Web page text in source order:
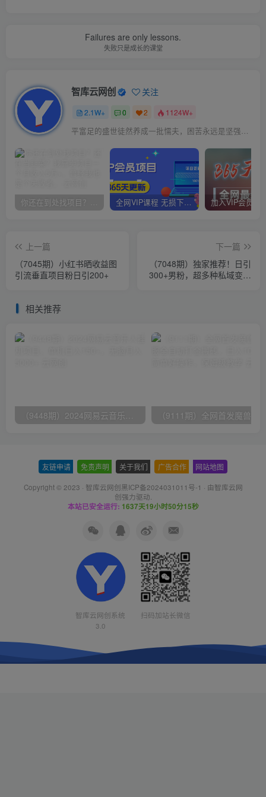
Failures are only lessons.
失败只是成长的课堂
智库云网创 关注
2.1W+ 0 2 1124W+
平富足的盛世徒然养成一批懦夫，困苦永远是坚强之母
你还在到处找项目？还在当韭菜？我靠卖项目一个月收入5万+，曾经我也是个失败者。 全网VIP课程 无损下载~
上一篇
（7045期）小红书晒收益图
引流垂直项目粉日引200+
下一篇
（7048期）独家推荐！日引
300+男粉，超多种私域变现
相关推荐
友链申请 免责声明 关于我们 广告合作 网站地图
Copyright © 2023 · 智库云网创黑ICP备2024031011号-1 · 由智库云网
创强力驱动.
本站已安全运行: 1637天19小时50分16秒
智库云网创系统
3.0
扫码加站长微信